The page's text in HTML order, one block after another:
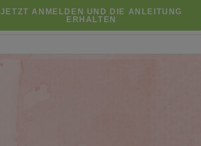
JETZT ANMELDEN UND DIE ANLEITUNG
ERHALTEN